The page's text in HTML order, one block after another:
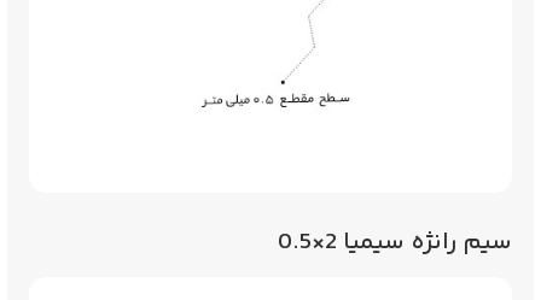
سیم رانژه سیمیا 2×0.5